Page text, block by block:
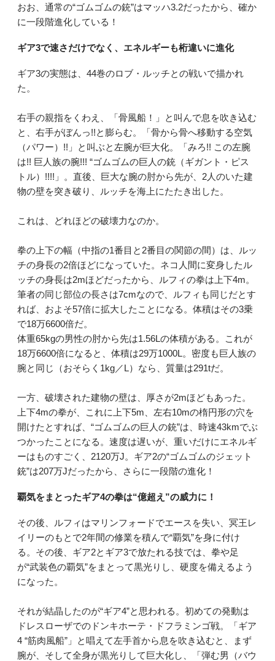
おお、通常の“ゴムゴムの銃”はマッハ3.2だったから、確か
に一段階進化している！
ギア3で速さだけでなく、エネルギーも桁違いに進化
ギア3の実態は、44巻のロブ・ルッチとの戦いで描かれ
た。
右手の親指をくわえ、「骨風船！」と叫んで息を吹き込む
と、右手がぼんっ!!と膨らむ。「骨から骨へ移動する空気
（パワー）!!」と叫ぶと左腕が巨大化。「みろ!! この左腕
は!! 巨人族の腕!!! “ゴムゴムの巨人の銃（ギガント・ピス
トル）!!!!」。直後、巨大な腕の肘から先が、2人のいた建
物の壁を突き破り、ルッチを海上にたたき出した。
これは、どれほどの破壊力なのか。
拳の上下の幅（中指の1番目と2番目の関節の間）は、ルッ
チの身長の2倍ほどになっていた。ネコ人間に変身したル
ッチの身長は2mほどだったから、ルフィの拳は上下4m。
筆者の同じ部位の長さは7cmなので、ルフィも同じだとす
れば、およそ57倍に拡大したことになる。体積はその3乗
で18万6600倍だ。
体重65kgの男性の肘から先は1.56Lの体積がある。これが
18万6600倍になると、体積は29万1000L。密度も巨人族の
腕と同じ（おそらく1kg／L）なら、質量は291tだ。
一方、破壊された建物の壁は、厚さが2mほどもあった。
上下4mの拳が、これに上下5m、左右10mの楕円形の穴を
開けたとすれば、“ゴムゴムの巨人の銃”は、時速43kmでぶ
つかったことになる。速度は遅いが、重いだけにエネルギ
ーはものすごく、2120万J。ギア2の“ゴムゴムのジェット
銃”は207万Jだったから、さらに一段階の進化！
覇気をまとったギア4の拳は“億超え”の威力に！
その後、ルフィはマリンフォードでエースを失い、冥王レ
イリーのもとで2年間の修業を積んで“覇気”を身に付け
る。その後、ギア2とギア3で放たれる技では、拳や足
が“武装色の覇気”をまとって黒光りし、硬度を備えるよう
になった。
それが結晶したのが“ギア4”と思われる。初めての発動は
ドレスローザでのドンキホーテ・ドフラミンゴ戦。「ギア
4 “筋肉風船”」と唱えて左手首から息を吹き込むと、まず
腕が、そして全身が黒光りして巨大化し、「弾む男（バウ